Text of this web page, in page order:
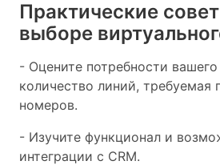
Практические
выборе
- Оцените потребности вашего
количество линий, требуемая
номеров.
- Изучите функционал и
интеграции с CRM.